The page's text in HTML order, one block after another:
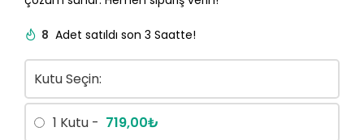
8 Adet satıldı son 3 Saatte!
Kutu Seçin:
1 Kutu - 719,00₺